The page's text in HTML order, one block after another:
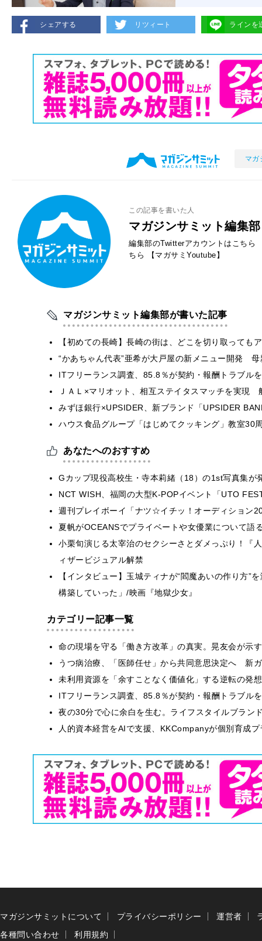
シェアする リツィート ラインを
マガ
この記事を書いた人
マガジンサミット編集部
編集部のTwitterアカウントはこちら
ちら
【マガサミYoutube】
マガジンサミット編集部が書いた記事
【初めての長崎】長崎の街は、どこを切り取って
“かあちゃん代表”亜希が大戸屋の新メニュー開発
ITフリーランス調査、85.8％が契約・報酬トラブ
ＪＡＬ×マリオット、相互ステイタスマッチを実
みずほ銀行×UPSIDER、新ブランド「UPSIDER
ハウス食品グループ「はじめてクッキング」教室
あなたへのおすすめ
Gカップ現役高校生・寺本莉緒（18）の1st写真集が
NCT WISH、福岡の大型K-POPイベント「UTO
週刊プレイボーイ「ナツ☆イチッ！オーディション
夏帆がOCEANSでプライベートや女優業について語
小栗旬演じる太宰治のセクシーさとダメっぷり！『
ィザービジュアル解禁
【インタビュー】玉城ティナが“閻魔あいの作り方”
構築していった」/映画『地獄少女』
カテゴリー記事一覧
命の現場を守る「働き方改革」の真実。晃友会が示
うつ病治療、「医師任せ」から共同意思決定へ 新
未利用資源を「余すことなく価値化」する逆転の発
ITフリーランス調査、85.8％が契約・報酬トラブ
夜の30分で心に余白を生む。ライフスタイルブラン
人的資本経営をAIで支援、KKCompanyが個別育成
マガジンサミットについて プライバシーポリシー 運営者
各種問い合わせ
利用規約